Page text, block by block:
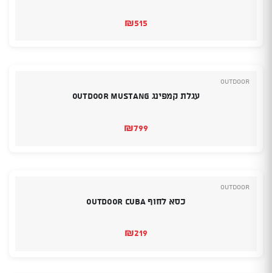
₪515
Outdoor
עגלת קמפינג OUTDOOR MUSTANG
₪799
Outdoor
כסא לחוף OUTDOOR CUBA
₪219